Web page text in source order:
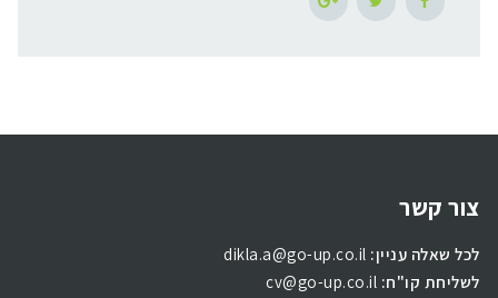
צור קשר
לכל שאלה עניין:
לשליחת קו"ח: